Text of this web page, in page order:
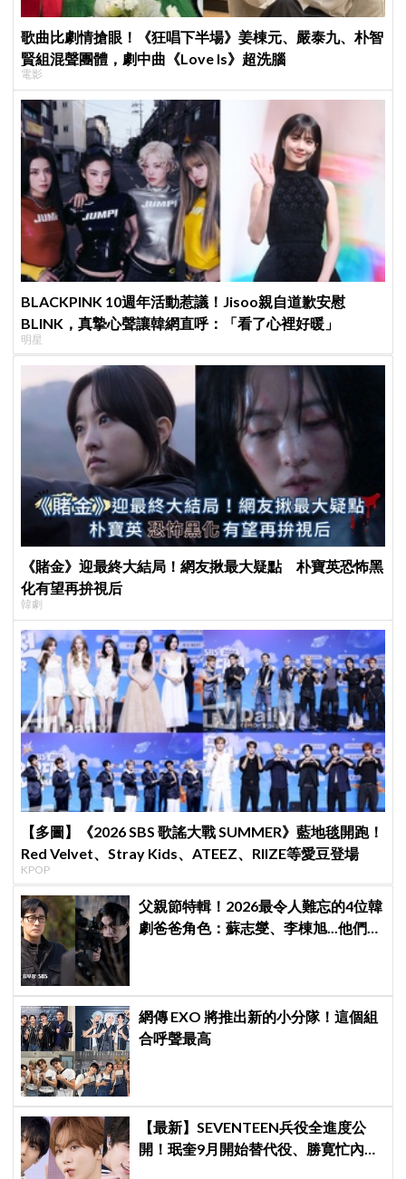
歌曲比劇情搶眼！《狂唱下半場》姜棟元、嚴泰九、朴智
賢組混聲團體，劇中曲《Love Is》超洗腦
電影
BLACKPINK 10週年活動惹議！Jisoo親自道歉安慰
BLINK，真摯心聲讓韓網直呼：「看了心裡好暖」
明星
《賭金》迎最終大結局！網友揪最大疑點 朴寶英恐怖黑
化有望再拚視后
韓劇
【多圖】《2026 SBS 歌謠大戰 SUMMER》藍地毯開跑！
Red Velvet、Stray Kids、ATEEZ、RIIZE等愛豆登場
KPOP
父親節特輯！2026最令人難忘的4位韓
劇爸爸角色：蘇志燮、李棟旭...他們連
網傳 EXO 將推出新的小分隊！這個組
合呼聲最高
【最新】SEVENTEEN兵役全進度公
開！珉奎9月開始替代役、勝寛忙內